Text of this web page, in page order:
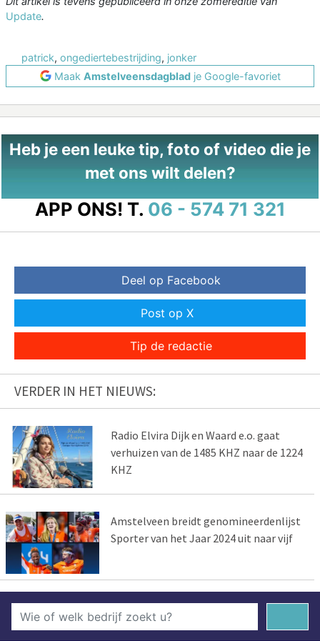
Update.
patrick, ongediertebestrijding, jonker
Maak Amstelveensdagbladje Google-favoriet
Heb je een leuke tip, foto of video die je
met ons wilt delen?
APP ONS! T. 06 - 574 71 321
Deel op Facebook
Post op X
Tip de redactie
VERDER IN HET NIEUWS:
Radio Elvira Dijk en Waard e.o. gaat
verhuizen van de 1485 KHZ naar de 1224
KHZ
Amstelveen breidt genomineerdenlijst
Sporter van het Jaar 2024 uit naar vijf